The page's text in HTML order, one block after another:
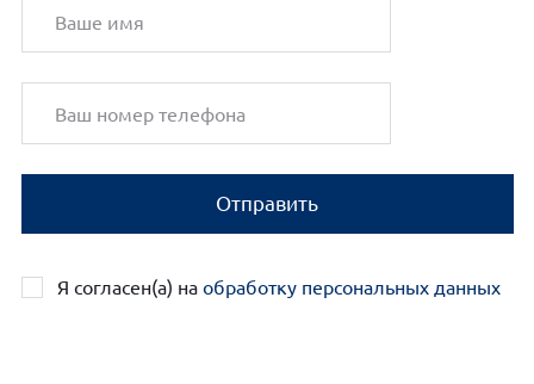
Отправить
Я согласен(а) на обработку персональных данных